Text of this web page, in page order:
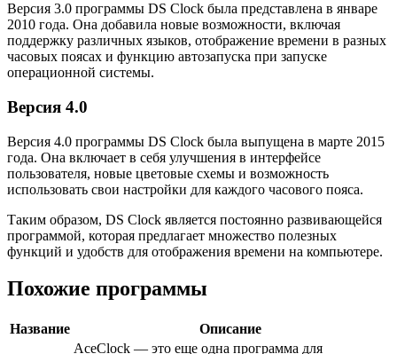
Версия 3.0 программы DS Clock была представлена в январе
2010 года. Она добавила новые возможности, включая
поддержку различных языков, отображение времени в разных
часовых поясах и функцию автозапуска при запуске
операционной системы.
Версия 4.0
Версия 4.0 программы DS Clock была выпущена в марте 2015
года. Она включает в себя улучшения в интерфейсе
пользователя, новые цветовые схемы и возможность
использовать свои настройки для каждого часового пояса.
Таким образом, DS Clock является постоянно развивающейся
программой, которая предлагает множество полезных
функций и удобств для отображения времени на компьютере.
Похожие программы
Название Описание
AceClock — это еще одна программа для